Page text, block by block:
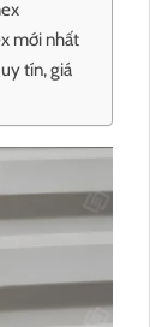
mới nhất
tín, giá